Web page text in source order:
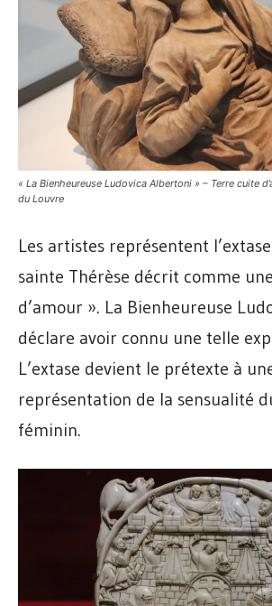
« La Bienheureuse Ludovica Albertoni » – Terre cuite
du Louvre
Les artistes représentent
sainte Thérèse décrit comme
d’amour ». La Bienheureuse
déclare avoir connu une telle
L’extase devient le prétexte à
représentation de la sensualité
féminin.